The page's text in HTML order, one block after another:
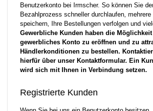
Benutzerkonto bei Irmscher. So können Sie
Bezahlprozess schneller durchlaufen,
speichern, Ihre Bestellungen verfolgen und
Gewerbliche Kunden haben die
gewerbliches Konto zu eröffnen und zu
Händlerkonditionen zu bestellen.
hierfür über unser Kontaktformular. Ein
wird sich mit Ihnen in Verbindung setzen.
Registrierte Kunden